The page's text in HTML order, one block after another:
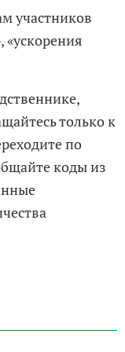
участников
только к
по
коды из